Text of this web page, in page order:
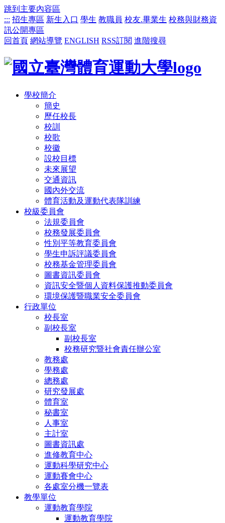
跳到主要內容區
::: 招生專區 新生入口 學生 教職員 校友.畢業生 校務與財務資
訊公開專區
回首頁 網站導覽 ENGLISH RSS訂閱 進階搜尋
學校簡介
簡史
歷任校長
校訓
校歌
校徽
設校目標
未來展望
交通資訊
國內外交流
體育活動及運動代表隊訓練
校級委員會
法規委員會
校務發展委員會
性別平等教育委員會
學生申訴評議委員會
校務基金管理委員會
圖書資訊委員會
資訊安全暨個人資料保護推動委員會
環境保護暨職業安全委員會
行政單位
校長室
副校長室
副校長室
校務研究暨社會責任辦公室
教務處
學務處
總務處
研究發展處
體育室
秘書室
人事室
主計室
圖書資訊處
進修教育中心
運動科學研究中心
運動賽會中心
各處室分機一覽表
教學單位
運動教育學院
運動教育學院